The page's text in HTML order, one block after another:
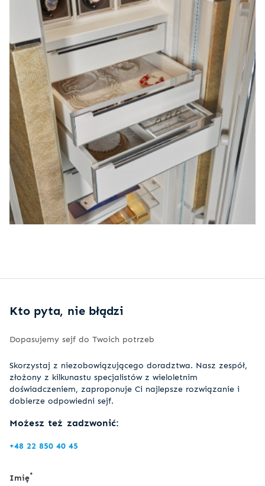
Kto pyta, nie błądzi
Dopasujemy sejf do Twoich potrzeb
Skorzystaj z niezobowiązującego doradztwa. Nasz zespół,
złożony z kilkunastu specjalistów z wieloletnim
doświadczeniem, zaproponuje Ci najlepsze rozwiązanie i
dobierze odpowiedni sejf.
Możesz też zadzwonić:
+48 22 850 40 45
Imię*